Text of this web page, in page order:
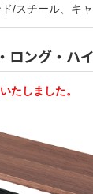
ド/スチール、キ
ング・ハイ
たしました。